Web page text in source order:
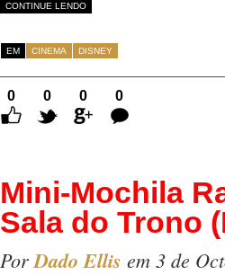
CONTINUE LENDO
EM CINEMA DISNEY
0 0 0
0
Comentários
Mini-Mochila
Sala do Trono
PorDado Ellis em 3 de